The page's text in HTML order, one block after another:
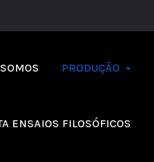
PRODUÇÃO
ENSAIOS FILOSÓFICOS